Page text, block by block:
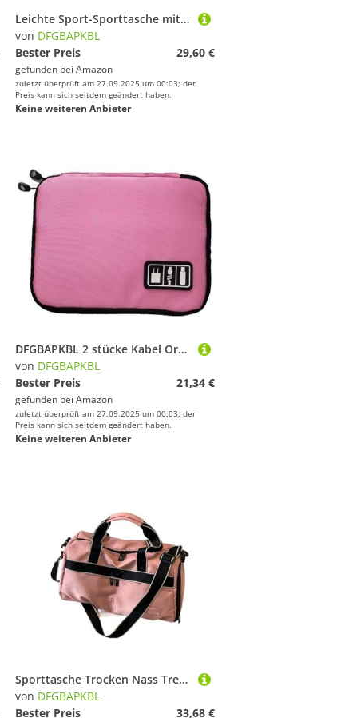
Leichte Sport-Sporttasche mit großem Fassungsvermögen, mehrere Taschen, tragbare Sportausrüstungstasche Für Fitness(Pink)
von DFGBAPKBL
Bester Preis
29,60 €
gefunden bei Amazon
zuletzt überprüft am 27.09.2025 um 00:03; der
Preis kann sich seitdem geändert haben.
Keine weiteren Anbieter
DFGBAPKBL 2 stücke Kabel Organizer Lagerung Taschen Digitale Gadget Geräte Reisetasche Zur Aufbewahrung von Datenkabeln(Pink)
von DFGBAPKBL
Bester Preis
21,34 €
gefunden bei Amazon
zuletzt überprüft am 27.09.2025 um 00:03; der
Preis kann sich seitdem geändert haben.
Keine weiteren Anbieter
Sporttasche Trocken Nass Trennung Handtasche Schwimmtasche Freizeit Damen Rucksack Für Fitness(Pink)
von DFGBAPKBL
Bester Preis
33,68 €